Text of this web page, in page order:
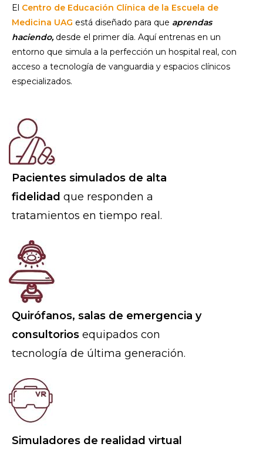
El Centro de Educación Clínica de la Escuela de
Medicina UAG está diseñado para que aprendas
haciendo,desde el primer día. Aquí entrenas en un
entorno que simula a la perfección un hospital real, con
acceso a tecnología de vanguardia y espacios clínicos
especializados.
Pacientes simulados de alta
fidelidad que responden a
tratamientos en tiempo real.
Quirófanos, salas de emergencia y
consultorios equipados con
tecnología de última generación.
Simuladores de realidad virtual